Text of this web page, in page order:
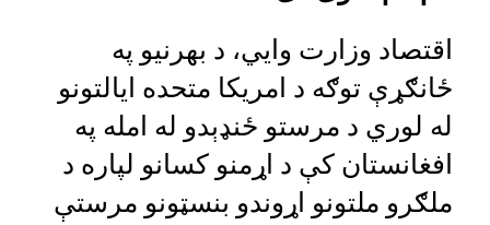
اقتصاد وزارت وایي، د بهرنیو په
ځانګړې توګه د امریکا متحده ایالتونو
له لوري د مرستو ځنډېدو له امله په
افغانستان کې د اړمنو کسانو لپاره د
ملګرو ملتونو اړوندو بنسټونو مرستې